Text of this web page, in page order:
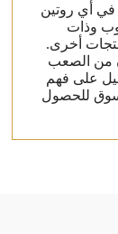
في أي روتين
وذات
أخرى.
من الصعب
على فهم
للحصول